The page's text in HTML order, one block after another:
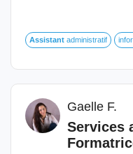
Assistant administratif
Gaelle F.
Services